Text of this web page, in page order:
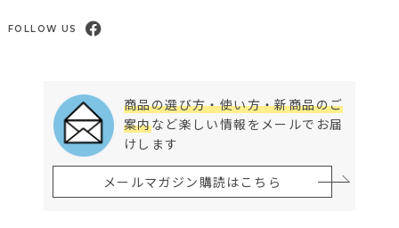
FOLLOW US
商品の選び方・使い方・新商品のご
案内など楽しい情報をメールでお届
けします
メールマガジン購読はこちら